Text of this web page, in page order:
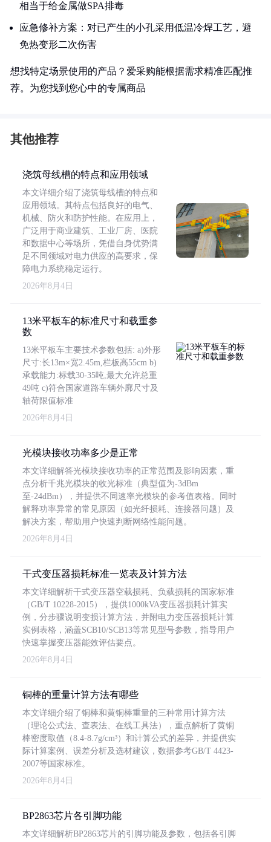
相当于给金属做SPA排毒
应急修补方案：对已产生的小孔采用低温冷焊工艺，避
免热变形二次伤害
想找特定场景使用的产品？爱采购能根据需求精准匹配推
荐。为您找到您心中的专属商品
其他推荐
浇筑母线槽的特点和应用领域
本文详细介绍了浇筑母线槽的特点和
应用领域。其特点包括良好的电气、
机械、防火和防护性能。在应用上，
广泛用于商业建筑、工业厂房、医院
和数据中心等场所，凭借自身优势满
足不同领域对电力供应的高要求，保
障电力系统稳定运行。
2026年8月4日
13米平板车的标准尺寸和载重参
数
13米平板车主要技术参数包括: a)外形
尺寸:长13m×宽2.45m,栏板高55cm b)
承载能力:标载30-35吨,最大允许总重
49吨 c)符合国家道路车辆外廓尺寸及
轴荷限值标准
2026年8月4日
光模块接收功率多少是正常
本文详细解答光模块接收功率的正常范围及影响因素，重
点分析千兆光模块的收光标准（典型值为-3dBm
至-24dBm），并提供不同速率光模块的参考值表格。同时
解释功率异常的常见原因（如光纤损耗、连接器问题）及
解决方案，帮助用户快速判断网络性能问题。
2026年8月4日
干式变压器损耗标准一览表及计算方法
本文详细解析干式变压器空载损耗、负载损耗的国家标准
（GB/T 10228-2015），提供1000kVA变压器损耗计算实
例，分步骤说明变损计算方法，并附电力变压器损耗计算
实例表格，涵盖SCB10/SCB13等常见型号参数，指导用户
快速掌握变压器能效评估要点。
2026年8月4日
铜棒的重量计算方法有哪些
本文详细介绍了铜棒和黄铜棒重量的三种常用计算方法
（理论公式法、查表法、在线工具法），重点解析了黄铜
棒密度取值（8.4-8.7g/cm³）和计算公式的差异，并提供实
际计算案例、误差分析及选材建议，数据参考GB/T 4423-
2007等国家标准。
2026年8月4日
BP2863芯片各引脚功能
本文详细解析BP2863芯片的引脚功能及参数，包括各引脚